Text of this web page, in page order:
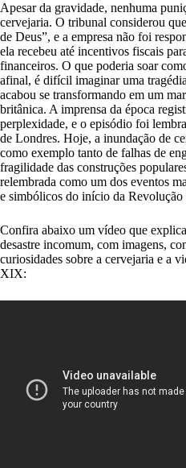
Apesar da gravidade, nenhuma
cervejaria. O tribunal considerou
de Deus”, e a empresa não foi
ela recebeu até incentivos fiscais
financeiros. O que poderia soar
afinal, é difícil imaginar uma
acabou se transformando em um
britânica. A imprensa da época
perplexidade, e o episódio foi
de Londres. Hoje, a inundação de
como exemplo tanto de falhas de
fragilidade das construções
relembrada como um dos eventos
e simbólicos do início da Revolução
Confira abaixo um vídeo que
desastre incomum, com imagens,
curiosidades sobre a cervejaria e a
XIX: